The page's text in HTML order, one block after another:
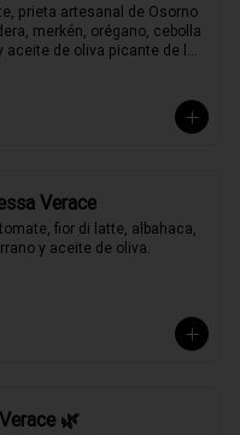
prieta artesanal de Osorno
merkén, orégano, cebolla
aceite de oliva picante de la
Verace
fior di latte, albahaca,
y aceite de oliva.
🌿